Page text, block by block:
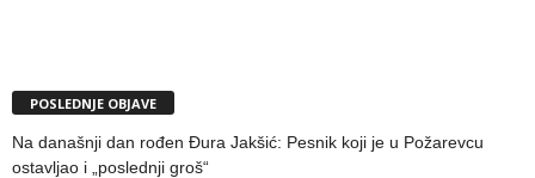
POSLEDNJE OBJAVE
Na današnji dan rođen Đura Jakšić: Pesnik koji je u Požarevcu
ostavljao i „poslednji groš“